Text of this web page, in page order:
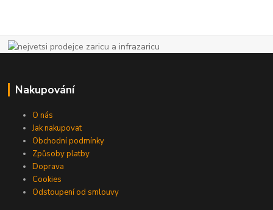
Nakupování
O nás
Jak nakupovat
Obchodní podmínky
Způsoby platby
Doprava
Cookies
Odstoupení od smlouvy